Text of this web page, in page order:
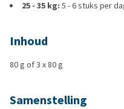
25 - 35 kg: 5 - 6 stuks per
Inhoud
80 g of 3 x 80 g
Samenstelling